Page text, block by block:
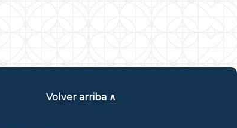
Volver arriba ∧